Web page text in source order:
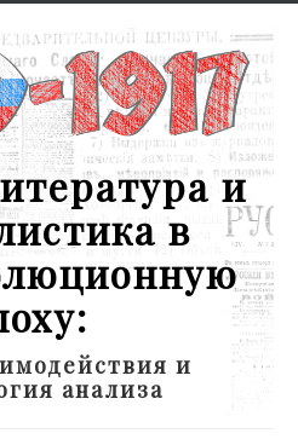
и
в
и
анализа